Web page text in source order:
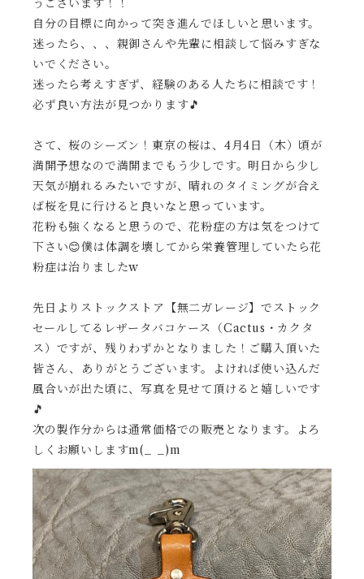
うございます！！
自分の目標に向かって突き進んでほしいと思います。
迷ったら、、、親御さんや先輩に相談して悩みすぎな
いでください。
迷ったら考えすぎず、経験のある人たちに相談です！
必ず良い方法が見つかります🎵
さて、桜のシーズン！東京の桜は、4月4日（木）頃が
満開予想なので満開までもう少しです。明日から少し
天気が崩れるみたいですが、晴れのタイミングが合え
ば桜を見に行けると良いなと思っています。
花粉も強くなると思うので、花粉症の方は気をつけて
下さい😊僕は体調を壊してから栄養管理していたら花
粉症は治りましたw
先日よりストックストア【無二ガレージ】でストック
セールしてるレザータバコケース（Cactus・カクタ
ス）ですが、残りわずかとなりました！ご購入頂いた
皆さん、ありがとうございます。よければ使い込んだ
風合いが出た頃に、写真を見せて頂けると嬉しいです
🎵
次の製作分からは通常価格での販売となります。よろ
しくお願いしますm(_ _)m